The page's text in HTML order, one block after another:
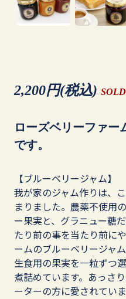
2,200円(税込)
ローズベリーファー
です。
【ブルーベリージャム】
我が家のジャム作りは、
まりました。農薬不使用
ー果実と、グラニュー糖
たり前の事を当たり前に
ームのブルーベリージャ
生食用の果実を一粒ずつ
煮詰めています。あっさ
ーターの方に愛されていま